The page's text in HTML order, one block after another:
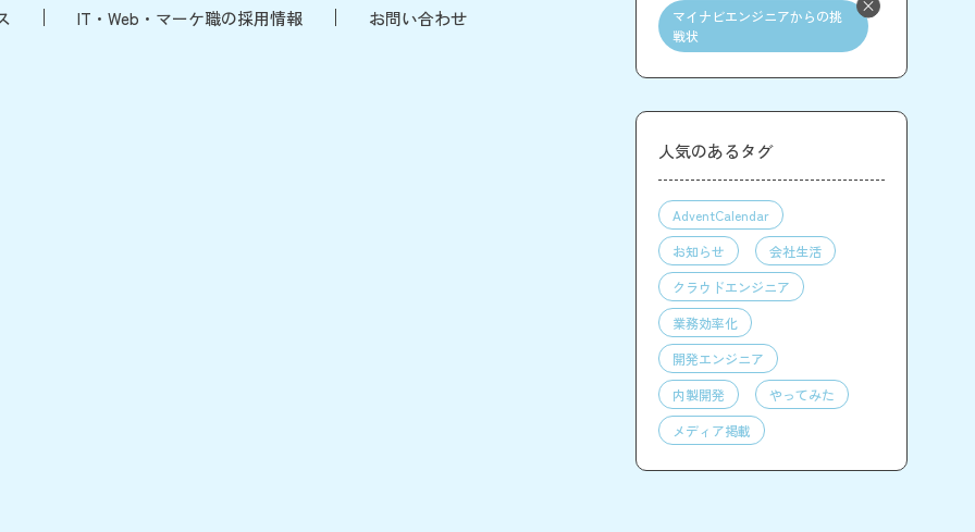
IT・Web・マーケ職の採用情報 お問い合わせ
マイナビエンジニアからの挑
戦状
人気のあるタグ
AdventCalendar
お知らせ
会社生活
クラウドエンジニア
業務効率化
開発エンジニア
内製開発
やってみた
メディア掲載